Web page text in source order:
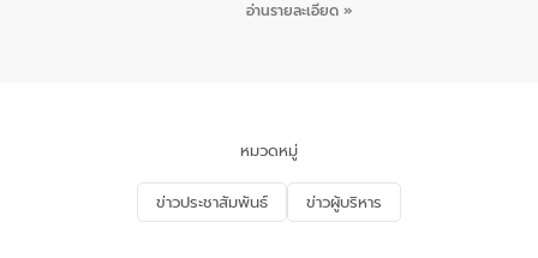
เมื่อวันอังคารที่ 4 สิงหาคม 2569 ณ ห้อง
ด้านน้ำของประเทศ และเตรียมความพร้อม
รองรับการเติบโตของเมือง รวมถึงการ
ลงทุนในอุตสาหกรรมแห่งอนาคต ตลอดจน
มุ่งตอบโจทย์ความท้าทายจากวิกฤตการ
อ่านรายละเอียด »
หมวดหมู่
ข่าวประชาสัมพันธ์ ข่าวผู้บริหาร